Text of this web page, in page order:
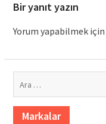
Bir yanıt yazın
Yorum yapabilmek için
Markalar